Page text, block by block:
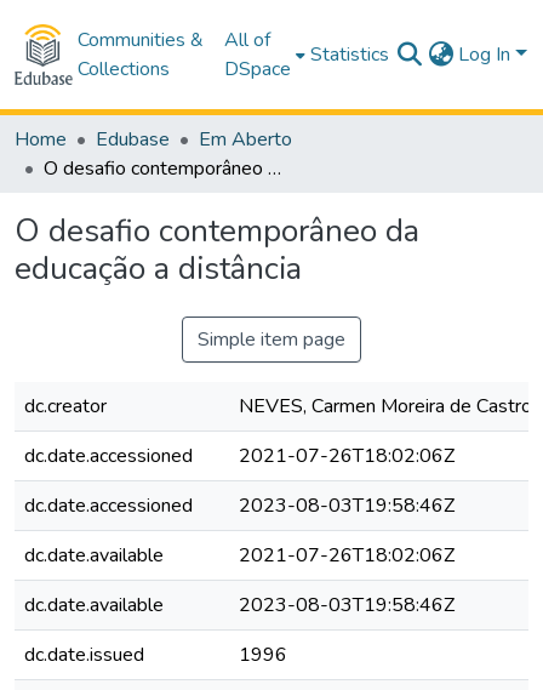
Communities &
Collections
All of
DSpace
Statistics Log In
Home Edubase
Em Aberto
O desafio contemporâneo da educação a distância
O desafio contemporâneo da
educação a distância
Simple item page
dc.creator
NEVES, Carmen Moreira de Castro
dc.date.accessioned
2021-07-26T18:02:06Z
dc.date.accessioned
2023-08-03T19:58:46Z
dc.date.available
2021-07-26T18:02:06Z
dc.date.available
2023-08-03T19:58:46Z
dc.date.issued
1996